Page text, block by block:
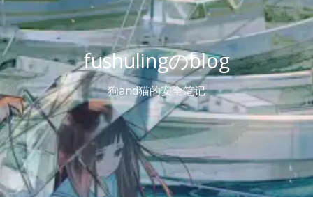
fushulingのblog
狗and猫的安全笔记